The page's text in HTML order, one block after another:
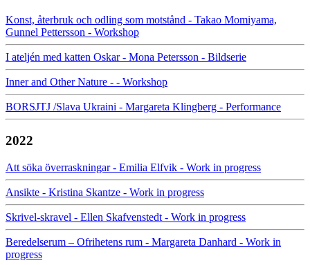
Konst, återbruk och odling som motstånd - Takao Momiyama,
Gunnel Pettersson - Workshop
I ateljén med katten Oskar - Mona Petersson - Bildserie
Inner and Other Nature - - Workshop
BORSJTJ /Slava Ukraini - Margareta Klingberg - Performance
2022
Att söka överraskningar - Emilia Elfvik - Work in progress
Ansikte - Kristina Skantze - Work in progress
Skrivel-skravel - Ellen Skafvenstedt - Work in progress
Beredelserum – Ofrihetens rum - Margareta Danhard - Work in
progress